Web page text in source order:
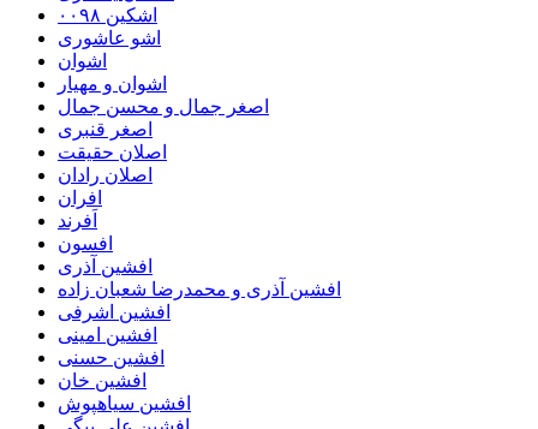
اشکین ۰۰۹۸
اشو عاشوری
اشوان
اشوان و مهیار
اصغر جمال و محسن جمال
اصغر قنبری
اصلان حقیقت
اصلان رادان
افران
اَفرند
افسون
افشین آذری
افشین آذری و محمدرضا شعبان زاده
افشین اشرفی
افشین امینی
افشین حسنی
افشین خان
افشین سیاهپوش